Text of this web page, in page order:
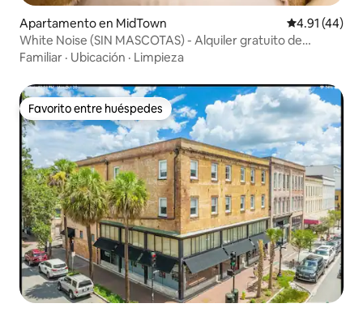
Apartamento en MidTown Calificación
4.91 (44)
White Noise (SIN MASCOTAS) - Alquiler gratuito de
bicicletas
Familiar · Ubicación · Limpieza
Favorito entre huéspedes
Favorito entre huéspedes